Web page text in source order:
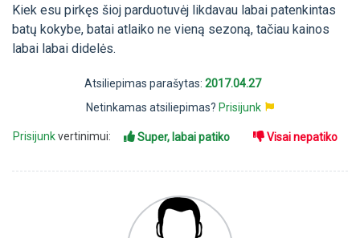
Kiek esu pirkęs šioj parduotuvėj likdavau labai patenkintas
batų kokybe, batai atlaiko ne vieną sezoną, tačiau kainos
labai labai didelės.
Atsiliepimas parašytas: 2017.04.27
Netinkamas atsiliepimas? Prisijunk
Prisijunkvertinimui: Super, labai patiko Visai nepatiko